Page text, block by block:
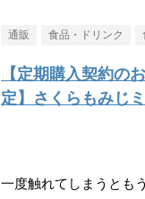
通販 食品・ドリンク
【定期購入契約の
定】さくらもみじ
一度触れてしまうとも